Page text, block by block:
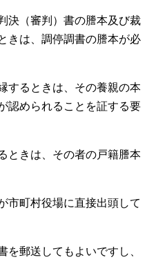
決（審判）書の謄本及び裁
きは、調停調書の謄本が必
するときは、その養親の本
認められることを証する要
ときは、その者の戸籍謄本
市町村役場に直接出頭して
を郵送してもよいですし、